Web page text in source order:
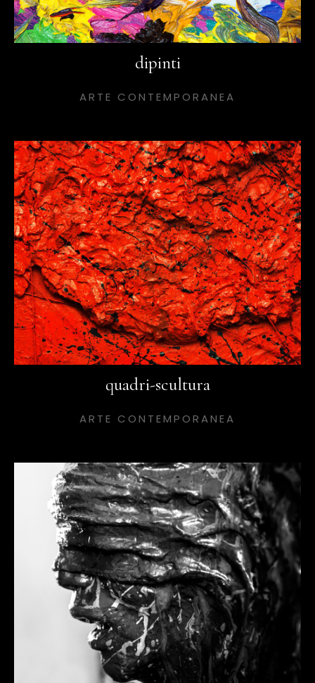
dipinti
ARTE CONTEMPORANEA
quadri-scultura
ARTE CONTEMPORANEA